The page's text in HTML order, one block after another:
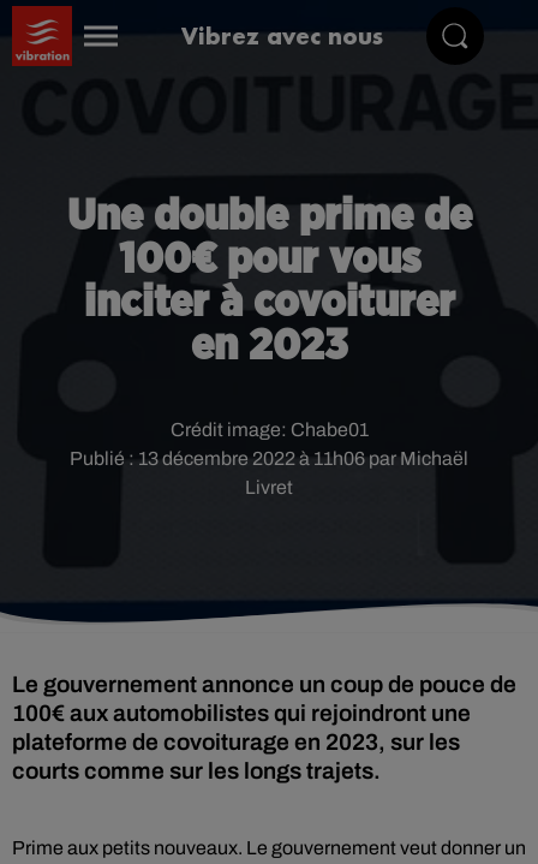
Vibrez avec nous
Une double prime de
100€ pour vous
inciter à covoiturer
en 2023
Publié : 13 décembre 2022 à 11h06 par Michaël
Livret
Crédit image: Chabe01
Le gouvernement annonce un coup de pouce de
100€ aux automobilistes qui rejoindront une
plateforme de covoiturage en 2023, sur les
courts comme sur les longs trajets.
Prime aux petits nouveaux. Le gouvernement veut donner un